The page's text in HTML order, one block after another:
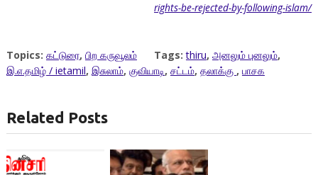
rights-be-rejected-by-following-islam/
Topics: கட்டுரை, பிற கருவூலம் Tags:thiru, அனலும் புனலும்,
இ.எ.தமிழ் / ietamil, இசுலாம், குவியாடி, சட்டம், தலாக்கு , பாசக
Related Posts